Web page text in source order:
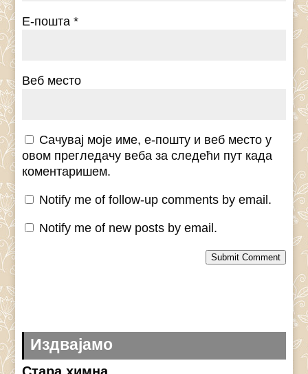
Е-пошта*
Веб место
Сачувај моје име, е-пошту и веб место у
овом прегледачу веба за следећи пут када
коментаришем.
Notify me of follow-up comments by email.
Notify me of new posts by email.
Submit Comment
Издвајамо